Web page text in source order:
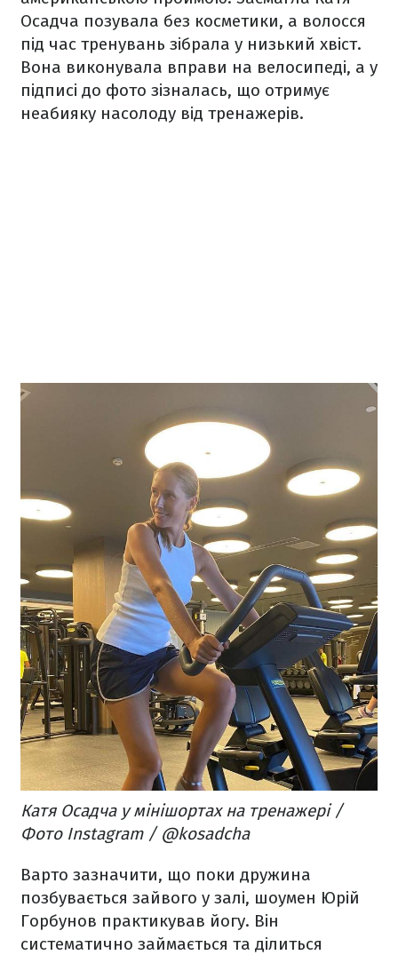
Осадча позувала без косметики, а волосся
під час тренувань зібрала у низький хвіст.
Вона виконувала вправи на велосипеді, а у
підписі до фото зізналась, що отримує
неабияку насолоду від тренажерів.
Катя Осадча у мінішортах на тренажері /
Фото Instagram / @kosadcha
Варто зазначити, що поки дружина
позбувається зайвого у залі, шоумен Юрій
Горбунов практикував йогу. Він
систематично займається та ділиться